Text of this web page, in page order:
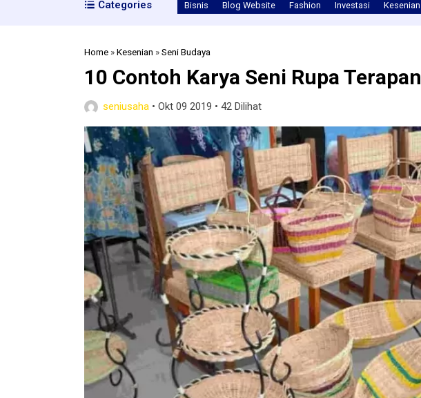
Categories Bisnis Blog Website Fashion Investasi Kesenian
Home »Kesenian »Seni Budaya
10 Contoh Karya Seni Rupa Terapan
seniusaha • Okt 09 2019 • 42 Dilihat